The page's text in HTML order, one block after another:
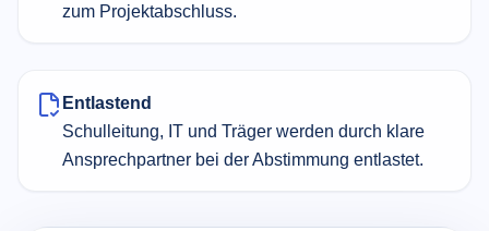
zum Projektabschluss.
Entlastend
Schulleitung, IT und Träger werden durch klare
Ansprechpartner bei der Abstimmung entlastet.